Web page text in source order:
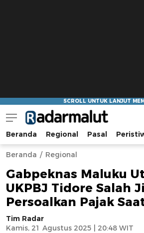
Radar Malut
Bacaan Nyindir
Beranda Regional Pasal
Beranda Regional
Gabpeknas Maluku
UKPBJ Tidore Salah
Persoalkan Pajak
Tim Radar
Kamis, 21 Agustus 2025 | 20:48 WIT